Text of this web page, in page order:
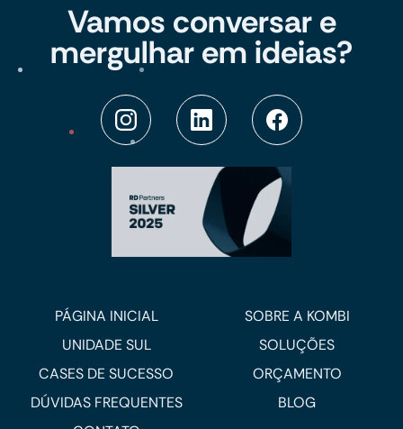
Vamos conversar e
mergulhar em ideias?
PÁGINA INICIAL
SOBRE A KOMBI
UNIDADE SUL
SOLUÇÕES
CASES DE SUCESSO
ORÇAMENTO
DÚVIDAS FREQUENTES
BLOG